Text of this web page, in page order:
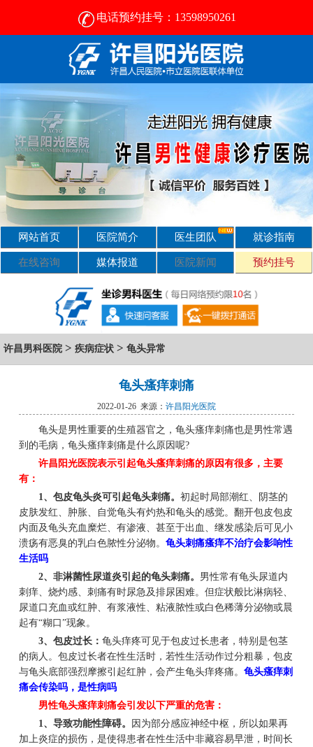
电话预约挂号：13598950261
许昌男科医院排名-许昌正规男科医院-男科医院咨询
网站首页 医院简介 医生团队 就诊指南
在线咨询 媒体报道 医院新闻 预约挂号
许昌男科医院 > 疾病症状 > 龟头异常
龟头瘙痒刺痛
2022-01-26 来源： 许昌阳光医院
龟头是男性重要的生殖器官之，龟头瘙痒刺痛也是男性常遇
到的毛病，龟头瘙痒刺痛是什么原因呢?
许昌阳光医院表示引起龟头瘙痒刺痛的原因有很多，主要
有：
1、包皮龟头炎可引起龟头刺痛。 初起时局部潮红、阴茎的
皮肤发红、肿胀、自觉龟头有灼热和龟头的感觉。翻开包皮包皮
内面及龟头充血糜烂、有渗液、甚至于出血、继发感染后可见小
溃疡有恶臭的乳白色脓性分泌物。 龟头刺痛瘙痒不治疗会影响性
生活吗
2、非淋菌性尿道炎引起的龟头刺痛。 男性常有龟头尿道内
刺痒、烧灼感、刺痛有时尿急及排尿困难。但症状般比淋病轻、
尿道口充血或红肿、有浆液性、粘液脓性或白色稀薄分泌物或晨
起有“糊口”现象。
3、包皮过长： 龟头痒疼可见于包皮过长患者，特别是包茎
的病人。包皮过长者在性生活时，若性生活动作过分粗暴，包皮
与龟头底部强烈摩擦引起红肿，会产生龟头痒疼痛。 龟头瘙痒刺
痛会传染吗，是性病吗
男性龟头瘙痒刺痛会引发以下严重的危害：
1、导致功能性障碍。
因为部分感应神经中枢，所以如果再
加上炎症的损伤，是使得患者在性生活中非藏容易早泄，时间长